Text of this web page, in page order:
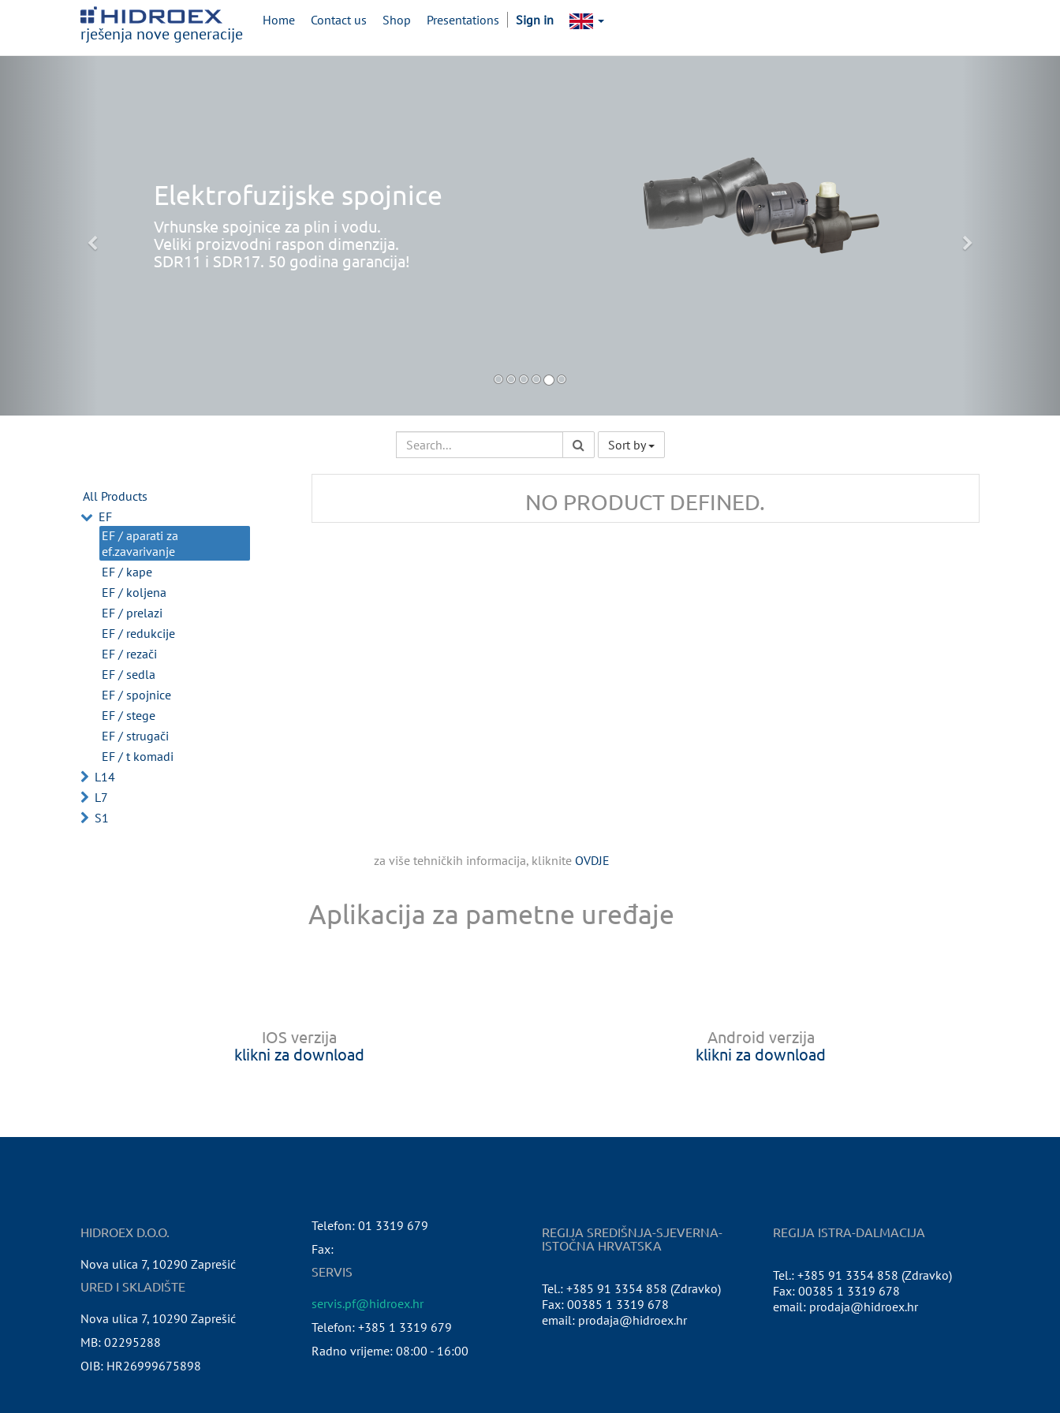
rješenja nove generacije
Home Contact us Shop Presentations Sign in
Elektrofuzijske spojnice
Vrhunske spojnice za plin i vodu.
Veliki proizvodni raspon dimenzija.
SDR11 i SDR17. 50 godina garancija!
Sort by
All Products
EF
EF / aparati za
ef.zavarivanje
EF / kape
EF / koljena
EF / prelazi
EF / redukcije
EF / rezači
EF / sedla
EF / spojnice
EF / stege
EF / strugači
EF / t komadi
L14
L7
S1
NO PRODUCT DEFINED.
za više tehničkih informacija, kliknite OVDJE
Aplikacija za pametne uređaje
IOS verzija
klikni za download
Android verzija
klikni za download
HIDROEX D.O.O.
Nova ulica 7, 10290 Zaprešić
URED I SKLADIŠTE
Nova ulica 7, 10290 Zaprešić
MB: 02295288
OIB: HR26999675898
Telefon: 01 3319 679
Fax:
SERVIS
servis.pf@hidroex.hr
Telefon: +385 1 3319 679
Radno vrijeme: 08:00 - 16:00
REGIJA SREDIŠNJA-SJEVERNA-
ISTOČNA HRVATSKA
Tel.: +385 91 3354 858 (Zdravko)
Fax: 00385 1 3319 678
email: prodaja@hidroex.hr
REGIJA ISTRA-DALMACIJA
Tel.: +385 91 3354 858 (Zdravko)
Fax: 00385 1 3319 678
email: prodaja@hidroex.hr